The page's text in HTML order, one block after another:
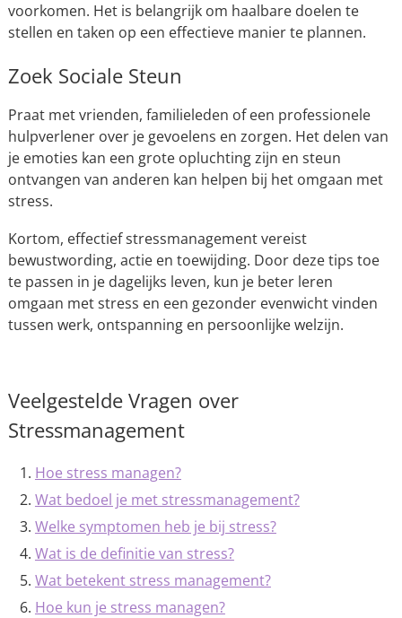
voorkomen. Het is belangrijk om haalbare doelen te
stellen en taken op een effectieve manier te plannen.
Zoek Sociale Steun
Praat met vrienden, familieleden of een professionele
hulpverlener over je gevoelens en zorgen. Het delen van
je emoties kan een grote opluchting zijn en steun
ontvangen van anderen kan helpen bij het omgaan met
stress.
Kortom, effectief stressmanagement vereist
bewustwording, actie en toewijding. Door deze tips toe
te passen in je dagelijks leven, kun je beter leren
omgaan met stress en een gezonder evenwicht vinden
tussen werk, ontspanning en persoonlijke welzijn.
Veelgestelde Vragen over
Stressmanagement
Hoe stress managen?
Wat bedoel je met stressmanagement?
Welke symptomen heb je bij stress?
Wat is de definitie van stress?
Wat betekent stress management?
Hoe kun je stress managen?